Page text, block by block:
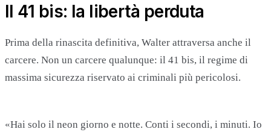
Il 41 bis: la libertà perduta
Prima della rinascita definitiva, Walter attraversa anche il
carcere. Non un carcere qualunque: il 41 bis, il regime di
massima sicurezza riservato ai criminali più pericolosi.
«Hai solo il neon giorno e notte. Conti i secondi, i minuti. Io